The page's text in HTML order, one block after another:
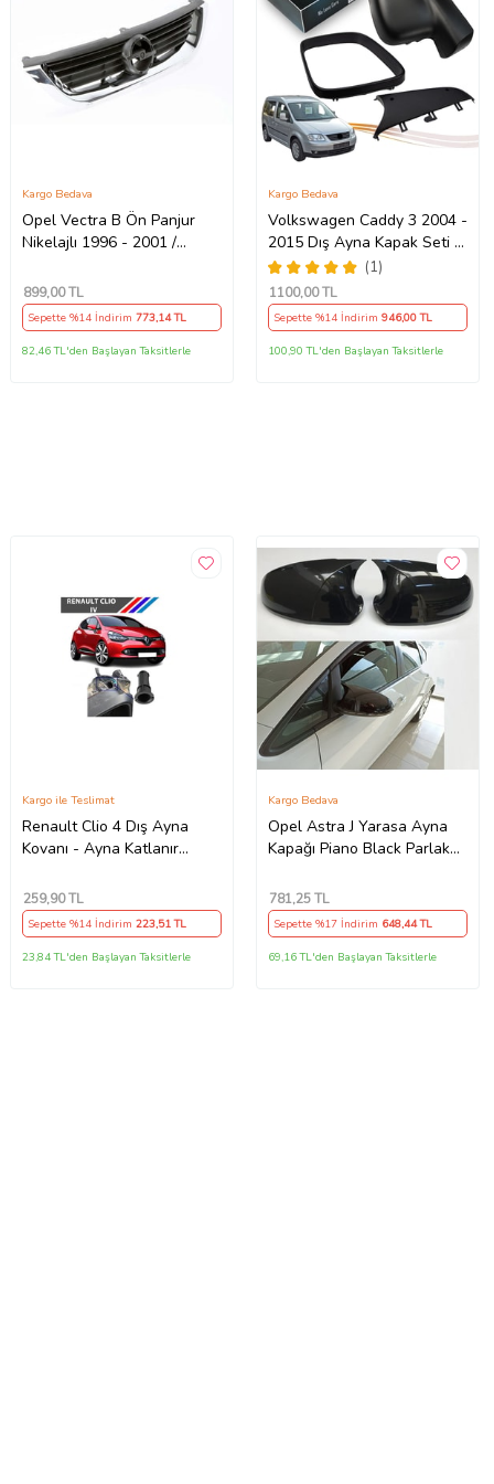
Opel Vectra B Ön Panjur
Nikelajlı 1996 - 2001 /
Kargo Bedava
899,00 TL
Sepette %14 İndirim773,14 TL
82,46 TL'den Başlayan Taksitlerle
Volkswagen Caddy 3 2004 -
2015 Dış Ayna Kapak Seti -
Sol 7E18575289 B9
(1)
Kargo Bedava
1100,00 TL
Sepette %14 İndirim946,00 TL
100,90 TL'den Başlayan Taksitlerle
Renault Clio 4 Dış Ayna
Kovanı - Ayna Katlanır
490307706 M3625
Kargo ile Teslimat
259,90 TL
Sepette %14 İndirim223,51 TL
23,84 TL'den Başlayan Taksitlerle
Opel Astra J Yarasa Ayna
Kapağı Piano Black Parlak
Kargo Bedava
781,25 TL
Sepette %17 İndirim 648,44 TL
69,16 TL'den Başlayan Taksitlerle